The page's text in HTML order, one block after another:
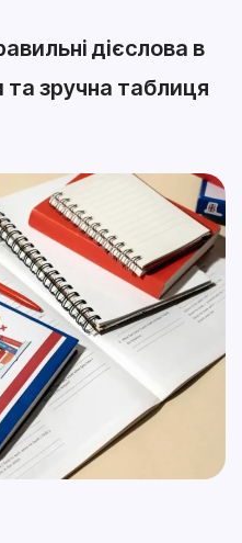
дієслова в
та зручна таблиця